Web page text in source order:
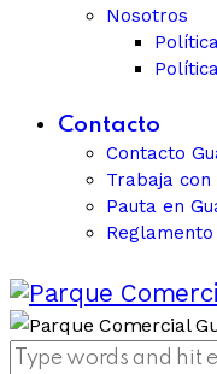
Nosotros
Contacto
Contacto
Trabaja
Pauta en